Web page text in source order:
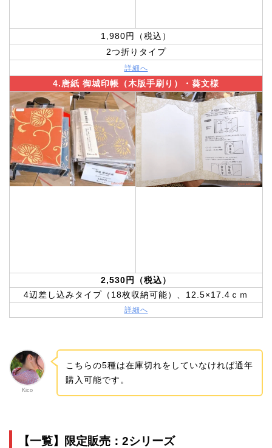
1,980円（税込）
2つ折りタイプ
詳細へ
4.唐紙 御城印帳（木版手刷り）・葵文様
2,530円（税込）
4辺差し込みタイプ（18枚収納可能）、12.5×17.4ｃｍ
詳細へ
Kico
こちらの5種は在庫切れをしていなければ通年
購入可能です。
【一覧】限定販売：2シリーズ